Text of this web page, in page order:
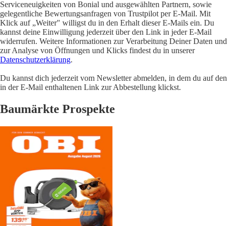
Serviceneuigkeiten von Bonial und ausgewählten Partnern, sowie
gelegentliche Bewertungsanfragen von Trustpilot per E-Mail. Mit
Klick auf „Weiter" willigst du in den Erhalt dieser E-Mails ein. Du
kannst deine Einwilligung jederzeit über den Link in jeder E-Mail
widerrufen. Weitere Informationen zur Verarbeitung Deiner Daten und
zur Analyse von Öffnungen und Klicks findest du in unserer
Datenschutzerklärung.
Du kannst dich jederzeit vom Newsletter abmelden, in dem du auf den
in der E-Mail enthaltenen Link zur Abbestellung klickst.
Baumärkte Prospekte